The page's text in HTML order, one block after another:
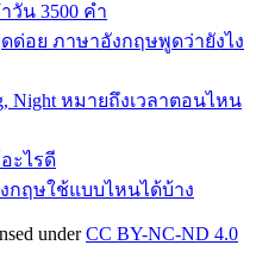
น 3500 คำ
ด่อย ภาษาอังกฤษพูดว่ายังไง
Night หมายถึงเวลาตอนไหน
ะไรดี
กฤษใช้แบบไหนได้บ้าง
underCC BY-NC-ND 4.0